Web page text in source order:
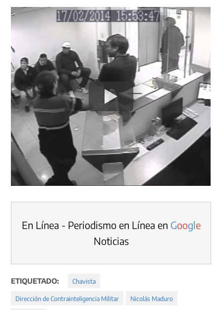
En Línea - Periodismo en Línea en Google
Noticias
ETIQUETADO: Chavista
Dirección de Contrainteligencia Militar Nicolás Maduro